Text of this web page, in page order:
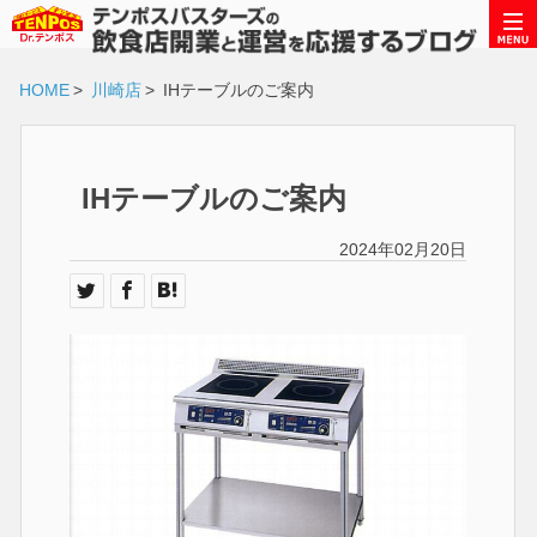
HOME> 川崎店> IHテーブルのご案内
IHテーブルのご案内
2024年02月20日